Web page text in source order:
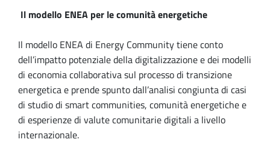
Il modello ENEA per le comunità energetiche
Il modello ENEA di Energy Community tiene conto
dell’impatto potenziale della digitalizzazione e dei modelli
di economia collaborativa sul processo di transizione
energetica e prende spunto dall’analisi congiunta di casi
di studio di smart communities, comunità energetiche e
di esperienze di valute comunitarie digitali a livello
internazionale.